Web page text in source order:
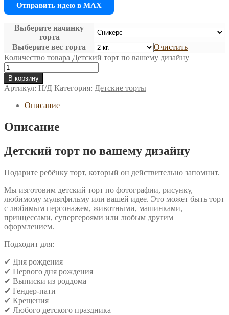
Отправить идею в MAX
Выберите начинку
торта
Выберите вес торта
Очистить
Количество товара Детский торт по вашему дизайну
В корзину
Артикул: Н/Д Категория: Детские торты
Описание
Описание
Детский торт по вашему дизайну
Подарите ребёнку торт, который он действительно запомнит.
Мы изготовим детский торт по фотографии, рисунку,
любимому мультфильму или вашей идее. Это может быть торт
с любимым персонажем, животными, машинками,
принцессами, супергероями или любым другим
оформлением.
Подходит для:
✔ Дня рождения
✔ Первого дня рождения
✔ Выписки из роддома
✔ Гендер-пати
✔ Крещения
✔ Любого детского праздника